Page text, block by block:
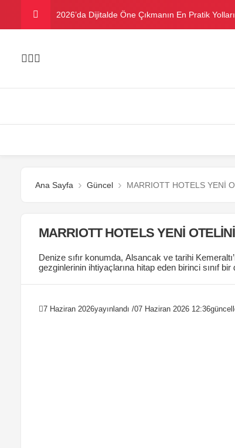
2026’da Dijitalde Öne Çıkmanın En Pratik Yolları
Ana Sayfa Güncel MARRIOTT HOTELS YENİ
MARRIOTT HOTELS YENİ
Denize sıfır konumda, Alsancak ve tarihi
gezginlerinin ihtiyaçlarına hitap eden birinci sınıf
7 Haziran 2026yayınlandı /07 Haziran 2026 12:36